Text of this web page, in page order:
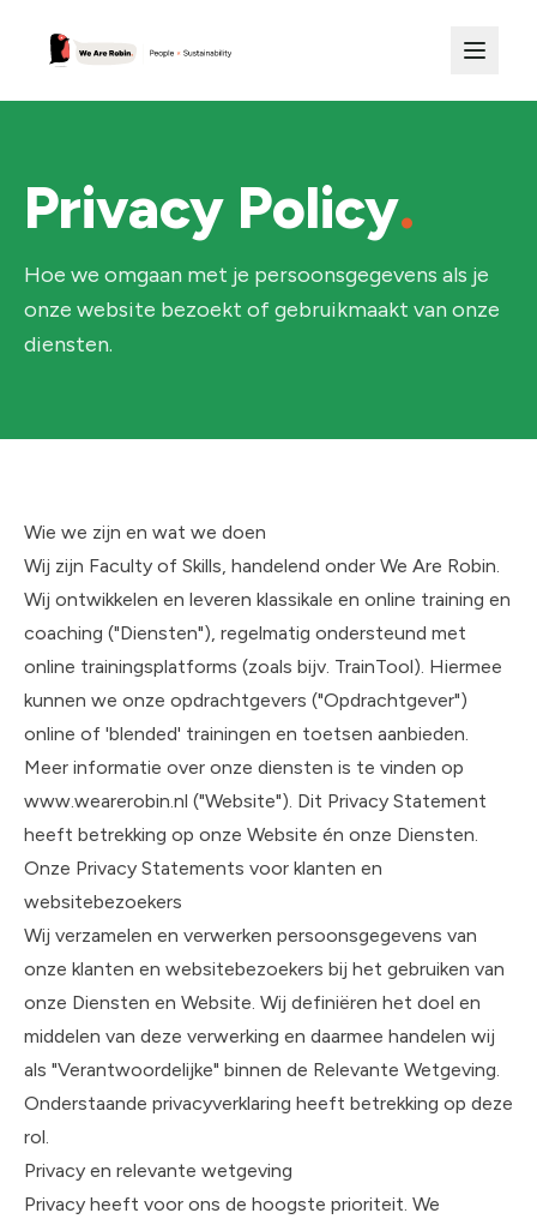
Privacy Policy.
Hoe we omgaan met je persoonsgegevens als je
onze website bezoekt of gebruikmaakt van onze
diensten.
Wie we zijn en wat we doen
Wij zijn Faculty of Skills, handelend onder We Are Robin.
Wij ontwikkelen en leveren klassikale en online training en
coaching ("Diensten"), regelmatig ondersteund met
online trainingsplatforms (zoals bijv. TrainTool). Hiermee
kunnen we onze opdrachtgevers ("Opdrachtgever")
online of 'blended' trainingen en toetsen aanbieden.
Meer informatie over onze diensten is te vinden op
www.wearerobin.nl ("Website"). Dit Privacy Statement
heeft betrekking op onze Website én onze Diensten.
Onze Privacy Statements voor klanten en
websitebezoekers
Wij verzamelen en verwerken persoonsgegevens van
onze klanten en websitebezoekers bij het gebruiken van
onze Diensten en Website. Wij definiëren het doel en
middelen van deze verwerking en daarmee handelen wij
als "Verantwoordelijke" binnen de Relevante Wetgeving.
Onderstaande privacyverklaring heeft betrekking op deze
rol.
Privacy en relevante wetgeving
Privacy heeft voor ons de hoogste prioriteit. We